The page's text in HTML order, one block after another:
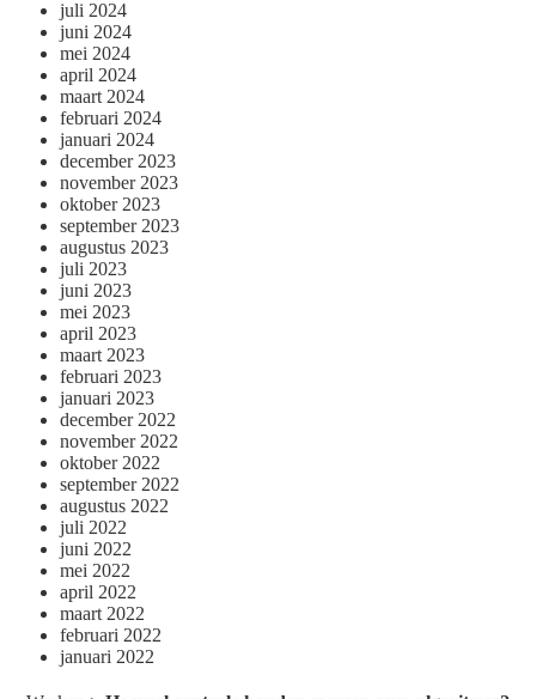
juli 2024
juni 2024
mei 2024
april 2024
maart 2024
februari 2024
januari 2024
december 2023
november 2023
oktober 2023
september 2023
augustus 2023
juli 2023
juni 2023
mei 2023
april 2023
maart 2023
februari 2023
januari 2023
december 2022
november 2022
oktober 2022
september 2022
augustus 2022
juli 2022
juni 2022
mei 2022
april 2022
maart 2022
februari 2022
januari 2022